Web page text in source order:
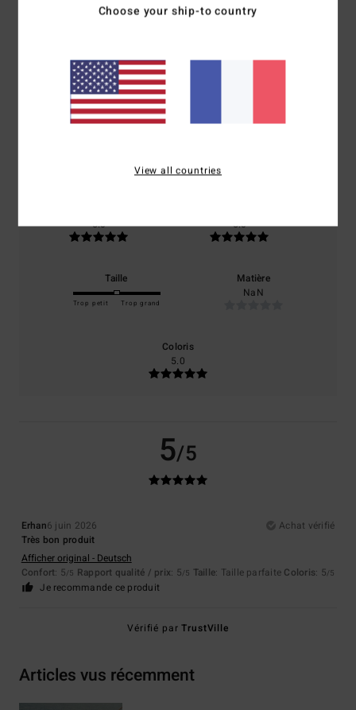
Note moyenne
5.0
100% de nos clients recommandent ce produit
5.0
5.0
Taille
Trop petit Trop grand
Matière
NaN
Coloris
5.0
5/5
Erhan6 juin 2026
Achat vérifié
Très bon produit
Afficher original - Deutsch
Confort: 5/5 Rapport qualité / prix: 5/5 Taille: Taille parfaite Coloris: 5/5
Je recommande ce produit
Vérifié parTrustVille
Articles vus récemment
Choose your ship-to country
View all countries